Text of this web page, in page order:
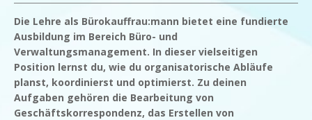
Die Lehre als Bürokauffrau:mann bietet eine fundierte
Ausbildung im Bereich Büro- und
Verwaltungsmanagement. In dieser vielseitigen
Position lernst du, wie du organisatorische Abläufe
planst, koordinierst und optimierst. Zu deinen
Aufgaben gehören die Bearbeitung von
Geschäftskorrespondenz, das Erstellen von